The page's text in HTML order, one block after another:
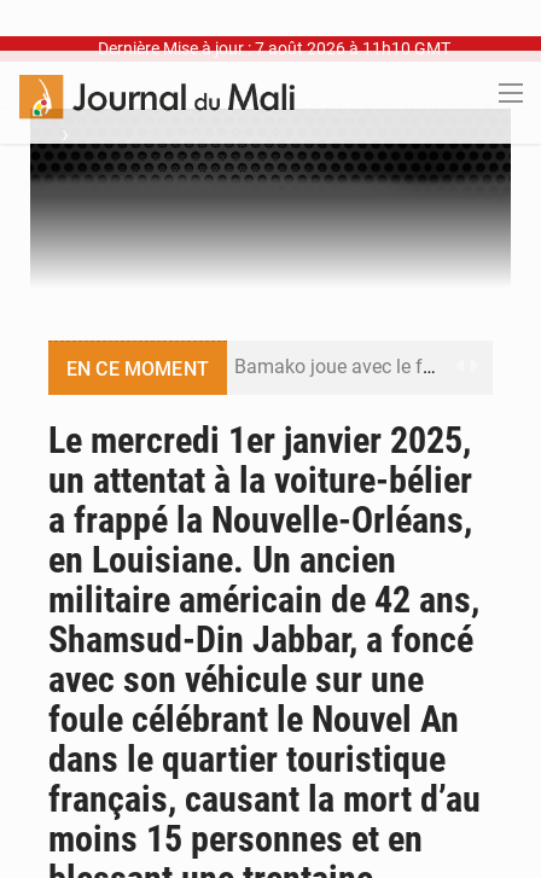
Dernière Mise à jour : 7 août 2026 à 11h10 GMT
›
EN CE MOMENT Bamako joue avec le feu
Dr Abdrahamane Tamboura, économiste
Ports ouest-africains : la bataille du fret sahélien
Le mercredi 1er janvier 2025,
un attentat à la voiture-bélier
a frappé la Nouvelle-Orléans,
en Louisiane. Un ancien
militaire américain de 42 ans,
Shamsud-Din Jabbar, a foncé
avec son véhicule sur une
foule célébrant le Nouvel An
dans le quartier touristique
français, causant la mort d’au
moins 15 personnes et en